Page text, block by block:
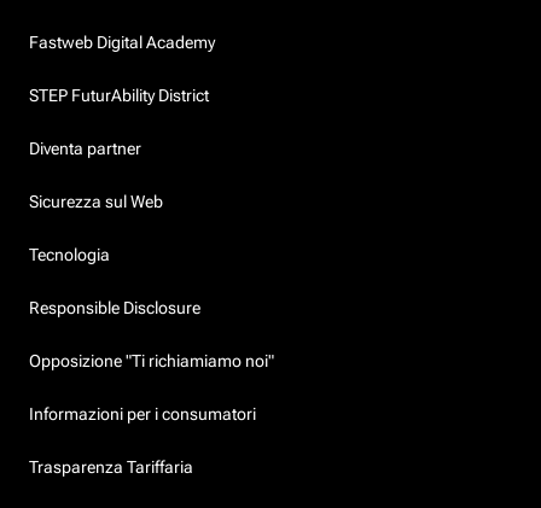
Fastweb Digital Academy
STEP FuturAbility District
Diventa partner
Sicurezza sul Web
Tecnologia
Responsible Disclosure
Opposizione "Ti richiamiamo noi"
Informazioni per i consumatori
Trasparenza Tariffaria